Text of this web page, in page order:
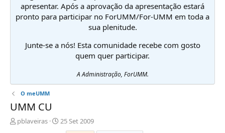
apresentar. Após a aprovação da apresentação estará
pronto para participar no ForUMM/For-UMM em toda a
sua plenitude.
Junte-se a nós! Esta comunidade recebe com gosto
quem quer participar.
A Administração, ForUMM.
O meUMM
UMM CU
Ipblaveiras
D
25 Set 2009